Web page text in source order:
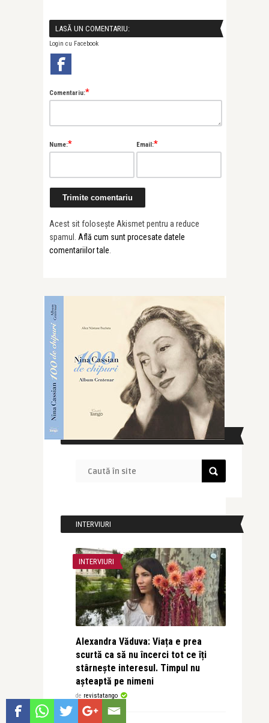
LASĂ UN COMENTARIU:
Login cu Facebook
Comentariu:*
Nume:* Email:*
Acest sit folosește Akismet pentru a reduce
spamul. Află cum sunt procesate datele
comentariilor tale.
CAUTĂ ÎN SITE
INTERVIURI
INTERVIURI
Alexandra Văduva: Viața e prea
scurtă ca să nu încerci tot ce îți
stârnește interesul. Timpul nu
așteaptă pe nimeni
de revistatango